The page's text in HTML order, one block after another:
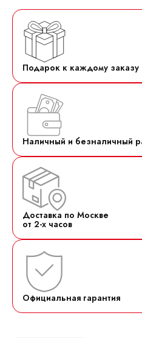
Подарок к каждому заказу
Наличный и безналичный
Доставка по Москве
от 2-х часов
Официальная гарантия